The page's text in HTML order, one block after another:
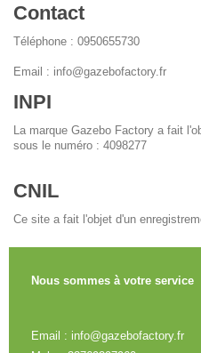
Contact
Téléphone : 0950655730
Email : info@gazebofactory.fr
INPI
La marque Gazebo Factory a fait
sous le numéro : 4098277
CNIL
Ce site a fait l'objet d'un
Nous sommes à votre service
Email : info@gazebofactory.fr